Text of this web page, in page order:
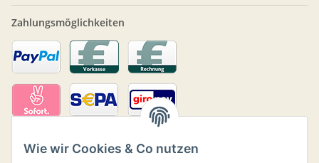
Wie wir Cookies & Co nutzen
Zahlungsmöglichkeiten